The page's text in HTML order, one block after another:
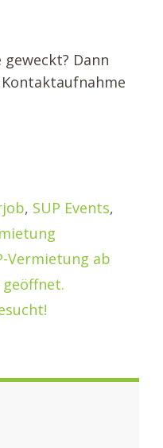
Dann
, SUP Events,
Vermietung ab
geöffnet.